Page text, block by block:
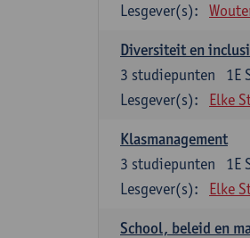
Lesgever(s):
Diversiteit en
1E
3 studiepunten
Lesgever(s):
Elke
Klasmanagement
1E
3 studiepunten
Lesgever(s):
Elke
School, beleid en